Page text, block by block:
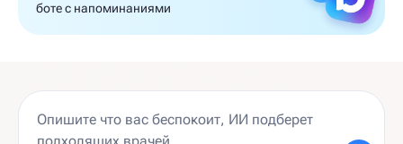
боте с напоминаниями